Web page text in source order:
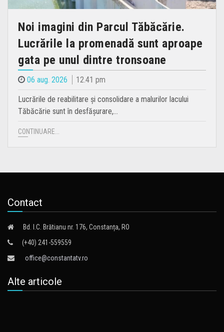
Noi imagini din Parcul Tăbăcărie.
Lucrările la promenadă sunt aproape
gata pe unul dintre tronsoane
06 aug. 2026 12.41 pm
Lucrările de reabilitare și consolidare a malurilor lacului
Tăbăcărie sunt în desfășurare,…
CONTINUARE...
Contact
Bd. I.C. Brătianu nr. 176, Constanța, RO
(+40) 241-559559
office@constantatv.ro
Alte articole